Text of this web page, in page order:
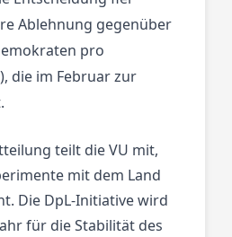
Ablehnung gegenüber
pro
die im Februar zur
teilt die VU mit,
mit dem Land
Die DpL-Initiative wird
für die Stabilität des